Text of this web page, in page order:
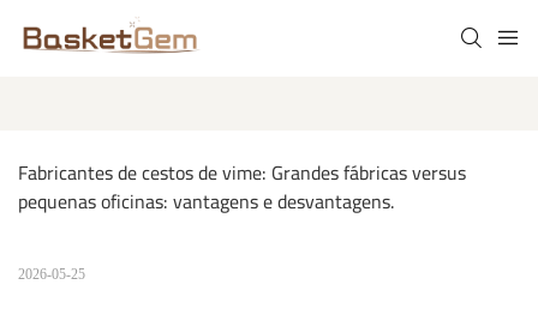
Fabricantes de cestos de vime: Grandes fábricas versus
pequenas oficinas: vantagens e desvantagens.
2026-05-25